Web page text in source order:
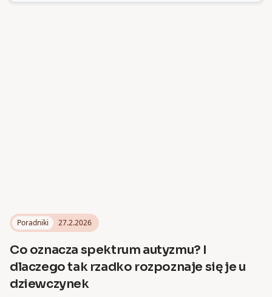
Poradniki 27.2.2026
Co oznacza spektrum autyzmu? I
dlaczego tak rzadko rozpoznaje się je u
dziewczynek